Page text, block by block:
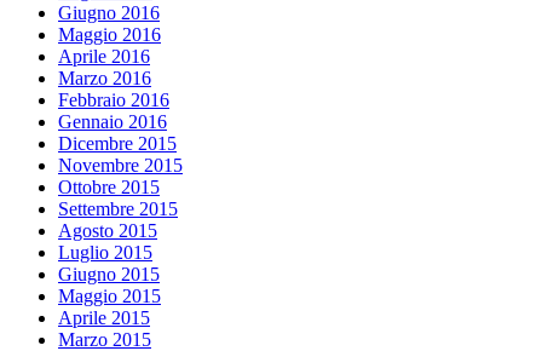
Giugno 2016
Maggio 2016
Aprile 2016
Marzo 2016
Febbraio 2016
Gennaio 2016
Dicembre 2015
Novembre 2015
Ottobre 2015
Settembre 2015
Agosto 2015
Luglio 2015
Giugno 2015
Maggio 2015
Aprile 2015
Marzo 2015